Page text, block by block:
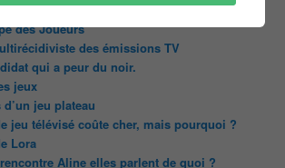
des Joueurs
des émissions TV
qui a peur du noir.
jeux
jeu plateau
jeu télévisé coûte cher, mais pourquoi ?
Lora
Aline elles parlent de quoi ?